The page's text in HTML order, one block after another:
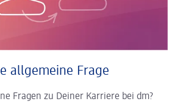
allgemeine Frage
Fragen zu Deiner Karriere bei dm?